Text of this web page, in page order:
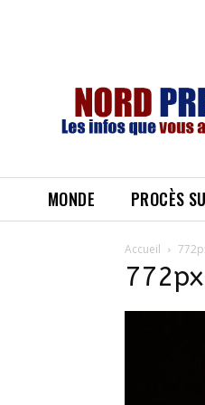
MONDE PROCÈS
Accueil